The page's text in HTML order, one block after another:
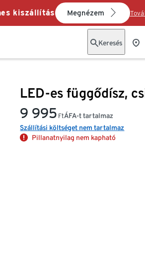
kiszállítás Megnézem
Keresés
LED-es függődísz,
9 995 FtÁFA-t tartalmaz
Szállítási költséget nem tartalmaz
Pillanatnyilag nem kapható